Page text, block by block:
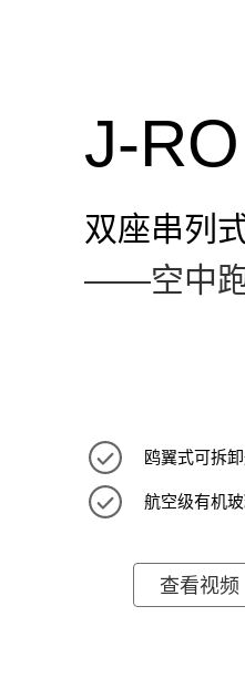
J-
双座串列
——空中
鸥翼式可拆卸
航空级有机
查看视频